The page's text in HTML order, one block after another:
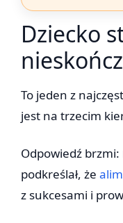
Dziecko
To jeden z
jest na trzecim
Odpowiedź brzmi:
podkreślał, że
z sukcesami i